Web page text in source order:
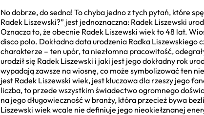
No dobrze, do sedna! To chyba jedno z tych pytań, które
Radek Liszewski?” jest jednoznaczna: Radek Liszewski
Oznacza to, że obecnie Radek Liszewski wiek to 48 lat.
disco polo. Dokładna data urodzenia Radka Liszewskiego
charakterze – ten upór, ta niezłomna pracowitość,
urodził się Radek Liszewski i jaki jest jego dokładny rok
wypadają zawsze na wiosnę, co może symbolizować ten
jest Radek Liszewski wiek, jest kluczowa dla rzeszy jego
liczba, to przede wszystkim świadectwo ogromnego
na jego długowieczność w branży, która przecież bywa
Liszewski wiek wcale nie definiuje jego nieokiełznanej